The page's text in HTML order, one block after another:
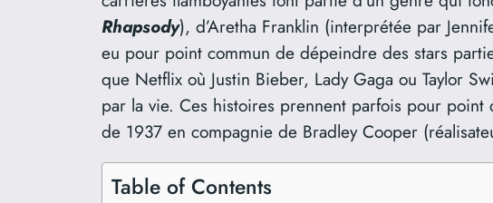
Rhapsody), d’Aretha Franklin (interprétée par
eu pour point commun de dépeindre des stars
que Netflix où Justin Bieber, Lady Gaga ou Taylor
par la vie. Ces histoires prennent parfois pour
de 1937 en compagnie de Bradley Cooper
Table of Contents